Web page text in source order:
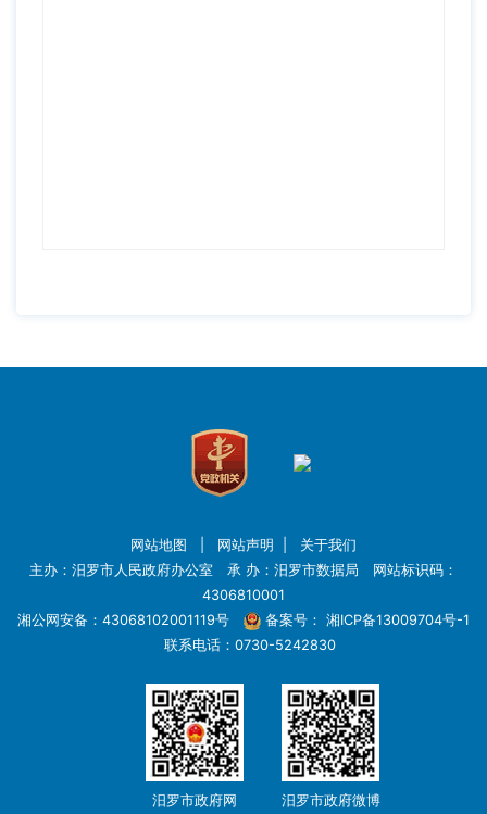
网站地图 网站声明
关于我们
主办：汨罗市人民政府办公室 承 办：汨罗市数据局 网站标识码：
4306810001
湘公网安备：43068102001119号
备案号： 湘ICP备13009704号-1
联系电话：0730-5242830
汨罗市政府网
汨罗市政府微博